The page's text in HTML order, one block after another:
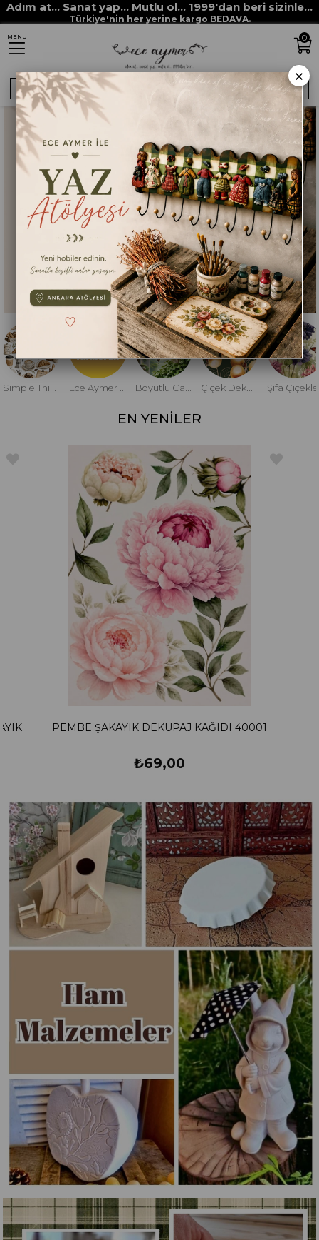
Adım at... Sanat yap... Mutlu ol... 1999'dan beri sizinle...
Türkiye'nin her yerine kargo BEDAVA.
0
MENU
Simple Things 10016 Ece Aymer Sulu Transfer Boyutlu Cam Sanatı Perspektifli Çiçek Dekupajları Şifa
EN YENİLER
40001 MOR KÜPE ÇİÇEĞİ
₺69,00
×